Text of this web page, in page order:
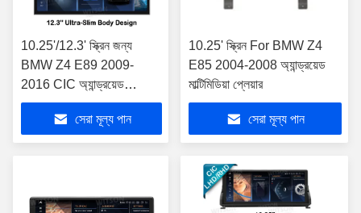
10.25'/12.3' স্ক্রিন জন্য
BMW Z4 E89 2009-
2016 CIC অ্যান্ড্রয়েড
মাল্টিমিডিয়া প্লেয়ার
সেরা মূল্য পান
10.25' স্ক্রিন For BMW Z4
E85 2004-2008 অ্যান্ড্রয়েড
মাল্টিমিডিয়া প্লেয়ার
সেরা মূল্য পান